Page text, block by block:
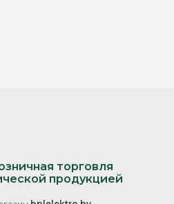
торговля
продукцией